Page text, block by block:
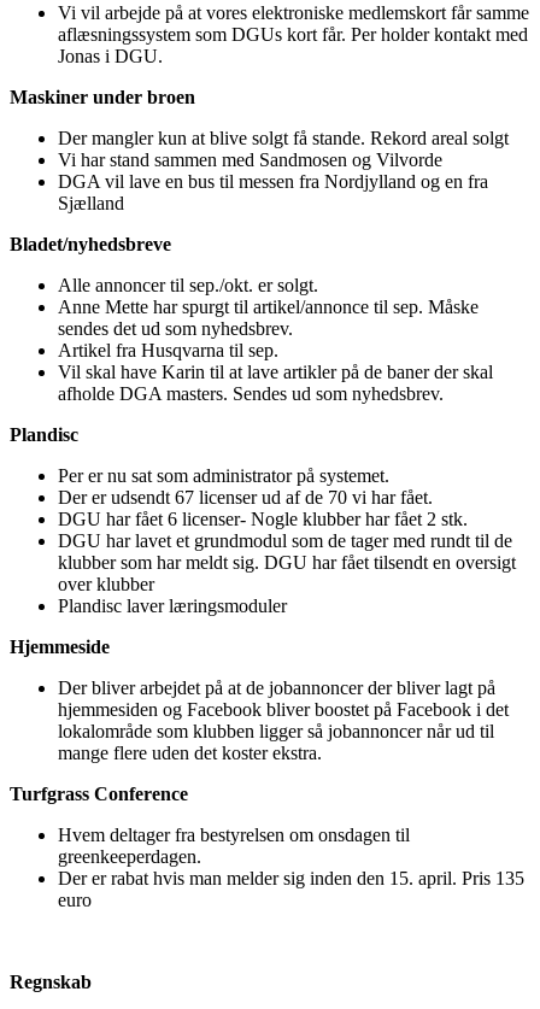
Vi vil arbejde på at vores elektroniske medlemskort får samme
aflæsningssystem som DGUs kort får. Per holder kontakt med
Jonas i DGU.
Maskiner under broen
Der mangler kun at blive solgt få stande. Rekord areal solgt
Vi har stand sammen med Sandmosen og Vilvorde
DGA vil lave en bus til messen fra Nordjylland og en fra
Sjælland
Bladet/nyhedsbreve
Alle annoncer til sep./okt. er solgt.
Anne Mette har spurgt til artikel/annonce til sep. Måske
sendes det ud som nyhedsbrev.
Artikel fra Husqvarna til sep.
Vil skal have Karin til at lave artikler på de baner der skal
afholde DGA masters. Sendes ud som nyhedsbrev.
Plandisc
Per er nu sat som administrator på systemet.
Der er udsendt 67 licenser ud af de 70 vi har fået.
DGU har fået 6 licenser- Nogle klubber har fået 2 stk.
DGU har lavet et grundmodul som de tager med rundt til de
klubber som har meldt sig. DGU har fået tilsendt en oversigt
over klubber
Plandisc laver læringsmoduler
Hjemmeside
Der bliver arbejdet på at de jobannoncer der bliver lagt på
hjemmesiden og Facebook bliver boostet på Facebook i det
lokalområde som klubben ligger så jobannoncer når ud til
mange flere uden det koster ekstra.
Turfgrass Conference
Hvem deltager fra bestyrelsen om onsdagen til
greenkeeperdagen.
Der er rabat hvis man melder sig inden den 15. april. Pris 135
euro
Regnskab